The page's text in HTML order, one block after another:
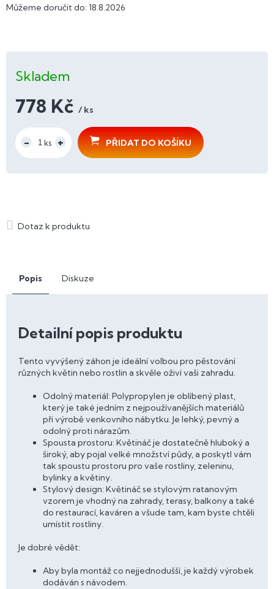
Můžeme doručit do: 18.8.2026
Skladem
778 Kč / ks
cena:
PŘIDAT DO KOŠÍKU
Popis Diskuze
Detailní popis produktu
Tento vyvýšený záhon je ideální volbou pro pěstování
různých květin nebo rostlin a skvěle oživí vaši zahradu.
Odolný materiál: Polypropylen je oblíbený plast,
který je také jedním z nejpoužívanějších materiálů
při výrobě venkovního nábytku. Je lehký, pevný a
odolný proti nárazům.
Spousta prostoru: Květináč je dostatečně hluboký a
široký, aby pojal velké množství půdy, a poskytl vám
tak spoustu prostoru pro vaše rostliny, zeleninu,
bylinky a květiny.
Stylový design: Květináč se stylovým ratanovým
vzorem je vhodný na zahrady, terasy, balkony a také
do restaurací, kaváren a všude tam, kam byste chtěli
umístit rostliny.
Je dobré vědět:
Aby byla montáž co nejjednodušší, je každý výrobek
dodáván s návodem.